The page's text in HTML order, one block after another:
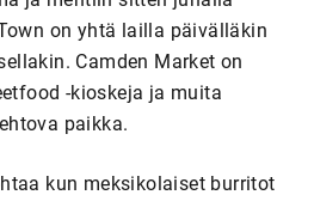
on yhtä lailla päivälläkin
Camden Market on
-kioskeja ja muita
paikka.
kun meksikolaiset burritot